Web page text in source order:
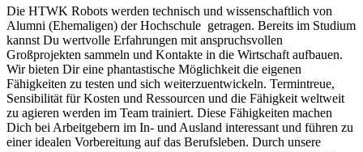
Die HTWK Robots werden technisch und wissenschaftlich von
Alumni (Ehemaligen) der Hochschule getragen. Bereits im Studium
kannst Du wertvolle Erfahrungen mit anspruchsvollen
Großprojekten sammeln und Kontakte in die Wirtschaft aufbauen.
Wir bieten Dir eine phantastische Möglichkeit die eigenen
Fähigkeiten zu testen und sich weiterzuentwickeln. Termintreue,
Sensibilität für Kosten und Ressourcen und die Fähigkeit weltweit
zu agieren werden im Team trainiert. Diese Fähigkeiten machen
Dich bei Arbeitgebern im In- und Ausland interessant und führen zu
einer idealen Vorbereitung auf das Berufsleben. Durch unsere